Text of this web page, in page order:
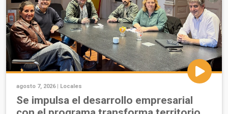
agosto 7, 2026 | Locales
Se impulsa el desarrollo empresarial